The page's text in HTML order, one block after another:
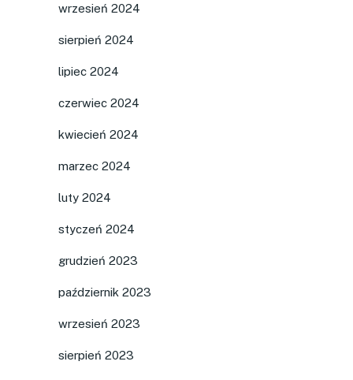
wrzesień 2024
sierpień 2024
lipiec 2024
czerwiec 2024
kwiecień 2024
marzec 2024
luty 2024
styczeń 2024
grudzień 2023
październik 2023
wrzesień 2023
sierpień 2023